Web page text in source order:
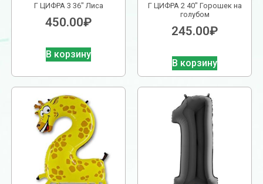
Г ЦИФРА 3 36″ Лиса
450.00₽
В корзину
Г ЦИФРА 2 40″ Горошек на
голубом
245.00₽
В корзину